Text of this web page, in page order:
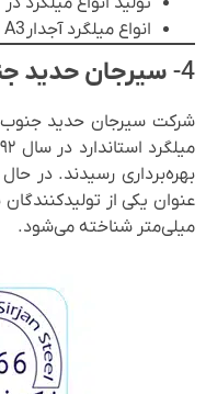
انواع میلگرد آجدار A3 با سایز ۸ الی ۴۰.
4- سیرجان حدید
بهره‌برداری رسیدند. در
میلی‌متر شناخته می‌شود.